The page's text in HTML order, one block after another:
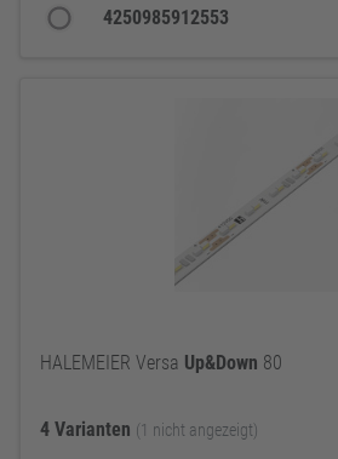
4250985912553
HALEMEIER Versa Up&Down 80
4 Varianten (1 nicht angezeigt)